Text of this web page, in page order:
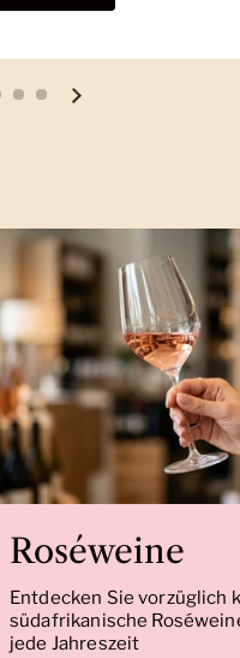
Nächste Folie
Roséweine
Entdecken Sie vorzüglich
südafrikanische
jede Jahreszeit